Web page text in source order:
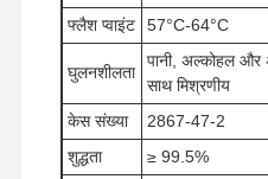
उत्पाद
फ्लैश प्वाइंट 57°C-64°C
घुलनशीलता
पानी, अल्कोहल और
साथ मिश्रणीय
केस संख्या
2867-47-2
शुद्धता
≥ 99.5%